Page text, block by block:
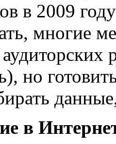
в 2009
многие
но
в